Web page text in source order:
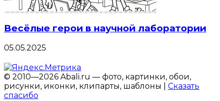
Весёлые герои в научной лаборатории
05.05.2025
© 2010—2026 Abali.ru — фото, картинки, обои,
рисунки, иконки, клипарты, шаблоны | Сказать
спасибо